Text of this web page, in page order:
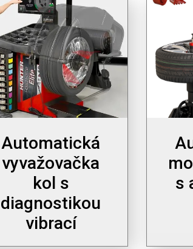
Automatická
vyvažovačka
kol s
diagnostikou
vibrací
s